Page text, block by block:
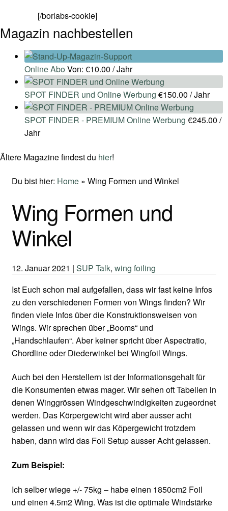
[/borlabs-cookie]
Magazin nachbestellen
Online AboVon: €10.00 / Jahr
SPOT FINDER und Online Werbung €150.00 / Jahr
SPOT FINDER - PREMIUM Online Werbung €245.00 /
Jahr
Ältere Magazine findest du hier!
Du bist hier: Home» Wing Formen und Winkel
Wing Formen und
Winkel
12. Januar 2021 | SUP Talk, wing foiling
Ist Euch schon mal aufgefallen, dass wir fast keine Infos
zu den verschiedenen Formen von Wings finden? Wir
finden viele Infos über die Konstruktionsweisen von
Wings. Wir sprechen über „Booms“ und
„Handschlaufen“. Aber keiner spricht über Aspectratio,
Chordline oder Diederwinkel bei Wingfoil Wings.
Auch bei den Herstellern ist der Informationsgehalt für
die Konsumenten etwas mager. Wir sehen oft Tabellen in
denen Winggrössen Windgeschwindigkeiten zugeordnet
werden. Das Körpergewicht wird aber ausser acht
gelassen und wenn wir das Köpergewicht trotzdem
haben, dann wird das Foil Setup ausser Acht gelassen.
Zum Beispiel:
Ich selber wiege +/- 75kg – habe einen 1850cm2 Foil
und einen 4.5m2 Wing. Was ist die optimale Windstärke